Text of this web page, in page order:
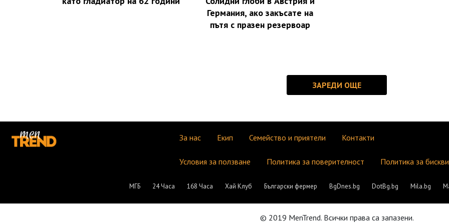
Германия, ако закъсате на
пътя с празен резервоар
За нас Екип Семейство и приятели Контакти
Условия за ползване Политика за поверителност Политика за
МГБ 24 Часа 168 Часа Хай Клуб Български фермер BgDnes.bg DotBg.bg Mila.bg
© 2019 MenTrend. Всички права са запазени.